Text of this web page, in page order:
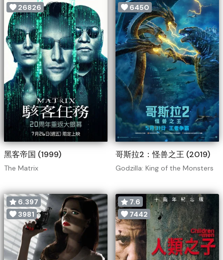
26826
黑客帝国 (1999)
The Matrix
6450
哥斯拉2：怪兽之王 (2019)
Godzilla: King of the Monsters
6.397
3981
7.6
7442